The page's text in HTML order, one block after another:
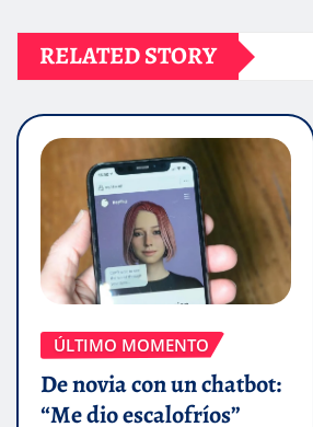
RELATED STORY
ÚLTIMO MOMENTO
De novia con un chatbot:
“Me dio escalofríos”